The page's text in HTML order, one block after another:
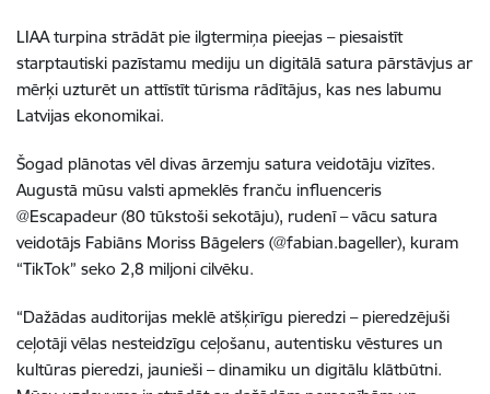
LIAA turpina strādāt pie ilgtermiņa pieejas – piesaistīt
starptautiski pazīstamu mediju un digitālā satura pārstāvjus ar
mērķi uzturēt un attīstīt tūrisma rādītājus, kas nes labumu
Latvijas ekonomikai.
Šogad plānotas vēl divas ārzemju satura veidotāju vizītes.
Augustā mūsu valsti apmeklēs franču influenceris
@Escapadeur (80 tūkstoši sekotāju), rudenī – vācu satura
veidotājs Fabiāns Moriss Bāgelers (@fabian.bageller), kuram
“TikTok” seko 2,8 miljoni cilvēku.
“Dažādas auditorijas meklē atšķirīgu pieredzi – pieredzējuši
ceļotāji vēlas nesteidzīgu ceļošanu, autentisku vēstures un
kultūras pieredzi, jaunieši – dinamiku un digitālu klātbūtni.